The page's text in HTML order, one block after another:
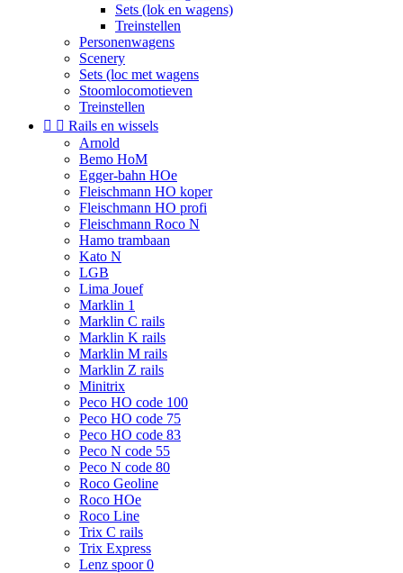
Sets (lok en wagens)
Treinstellen
Personenwagens
Scenery
Sets (loc met wagens
Stoomlocomotieven
Treinstellen
  Rails en wissels
Arnold
Bemo HoM
Egger-bahn HOe
Fleischmann HO koper
Fleischmann HO profi
Fleischmann Roco N
Hamo trambaan
Kato N
LGB
Lima Jouef
Marklin 1
Marklin C rails
Marklin K rails
Marklin M rails
Marklin Z rails
Minitrix
Peco HO code 100
Peco HO code 75
Peco HO code 83
Peco N code 55
Peco N code 80
Roco Geoline
Roco HOe
Roco Line
Trix C rails
Trix Express
Lenz spoor 0